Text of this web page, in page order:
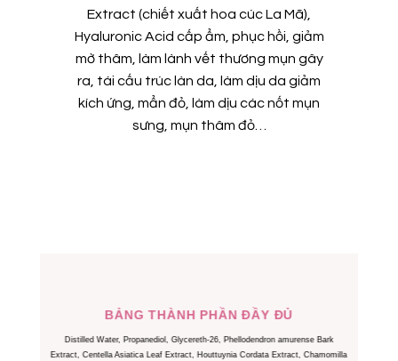
Extract (chiết xuất hoa cúc La Mã),
Hyaluronic Acid cấp ẩm, phục hồi, giảm
mờ thâm, làm lành vết thương mụn gây
ra, tái cấu trúc làn da, làm dịu da giảm
kích ứng, mẩn đỏ, làm dịu các nốt mụn
sưng, mụn thâm đỏ…
BẢNG THÀNH PHẦN ĐẦY ĐỦ
Distilled Water, Propanediol, Glycereth-26, Phellodendron amurense Bark
Extract, Centella Asiatica Leaf Extract, Houttuynia Cordata Extract, Chamomilla